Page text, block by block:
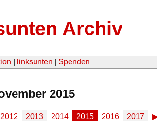
Archiv
linksunten Spenden
2015
2012 2013 2014 2015 2016 2017